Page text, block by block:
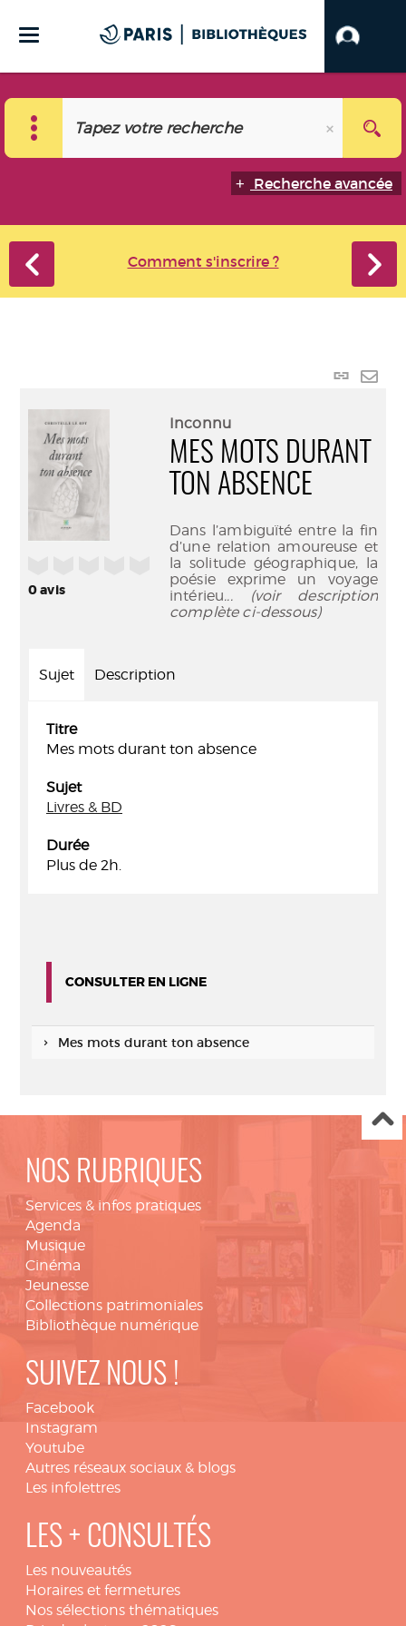
Recherche avancée
Comment s'inscrire ?
Lien
mail
0avis
Inconnu
MES MOTS DURANT
TON ABSENCE
Dans l’ambiguïté entre la fin
d’une relation amoureuse et
la solitude géographique, la
poésie exprime un voyage
intérieu... (voir description
complète ci-dessous)
Sujet Description
Titre
Mes mots durant ton absence
Sujet
Livres & BD
Durée
Plus de 2h.
CONSULTER EN LIGNE
Mes mots durant ton absence
NOS RUBRIQUES
Services & infos pratiques
Agenda
Musique
Cinéma
Jeunesse
Collections patrimoniales
Bibliothèque numérique
SUIVEZ NOUS !
Facebook
Instagram
Youtube
Autres réseaux sociaux & blogs
Les infolettres
LES + CONSULTÉS
Les nouveautés
Horaires et fermetures
Nos sélections thématiques